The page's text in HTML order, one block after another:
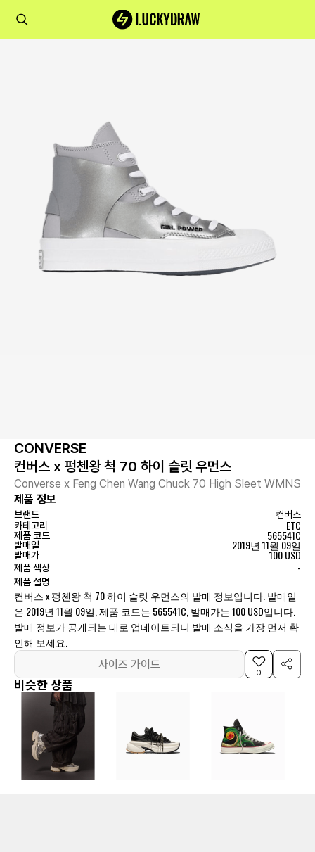
CONVERSE
컨버스 x 펑첸왕 척 70 하이 슬릿 우먼스
Converse x Feng Chen Wang Chuck 70 High Sleet WMNS
제품 정보
브랜드
컨버스
카테고리
ETC
제품 코드 565541C
발매일 2019년 11월 09일
발매가 100 USD
제품 색상 -
제품 설명
컨버스 x 펑첸왕 척 70 하이 슬릿 우먼스의 발매 정보입니다. 발매일
은 2019년 11월 09일, 제품 코드는 565541C, 발매가는 100 USD입니다.
발매 정보가 공개되는 대로 업데이트되니 발매 소식을 가장 먼저 확
인해 보세요.
사이즈 가이드
0
비슷한 상품